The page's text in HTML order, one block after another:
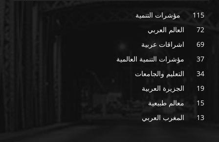
مؤشرات التنمية
115
العالم العربي
72
اشراقات عربية
69
مؤشرات التنمية العالمية
37
التعليم والجامعات
34
الجزيرة العربية
19
معالم طبيعية
15
المغرب العربي
13